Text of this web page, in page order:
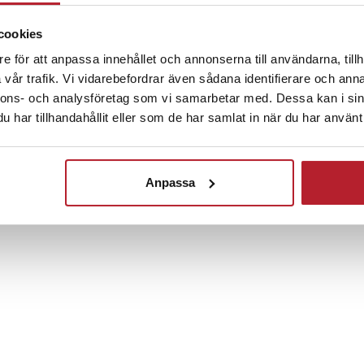
för att anpassa innehållet och annonserna till användarna,
trafik. Vi vidarebefordrar även sådana identifierare och
och analysföretag som vi samarbetar med. Dessa kan i
har tillhandahållit eller som de har samlat in när du har
Anpassa
ger ett detaljerat
hela frekvensområdet. Med 60
fylls rummet eller
och levande ljud oavsett
trådlös anslutning och stöd för
till hög ljudkvalitet vid
enheter. Högtalaren stöder
vilket gör det möjligt att
Fortsätt att fynda
Högtalare Bluetooth högtalare